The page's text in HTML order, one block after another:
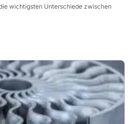
wichtigsten Unterschiede zwischen